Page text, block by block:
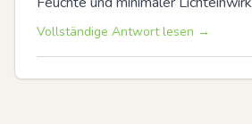
Vollständige Antwort lesen →